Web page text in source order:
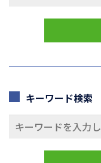
キーワード検索